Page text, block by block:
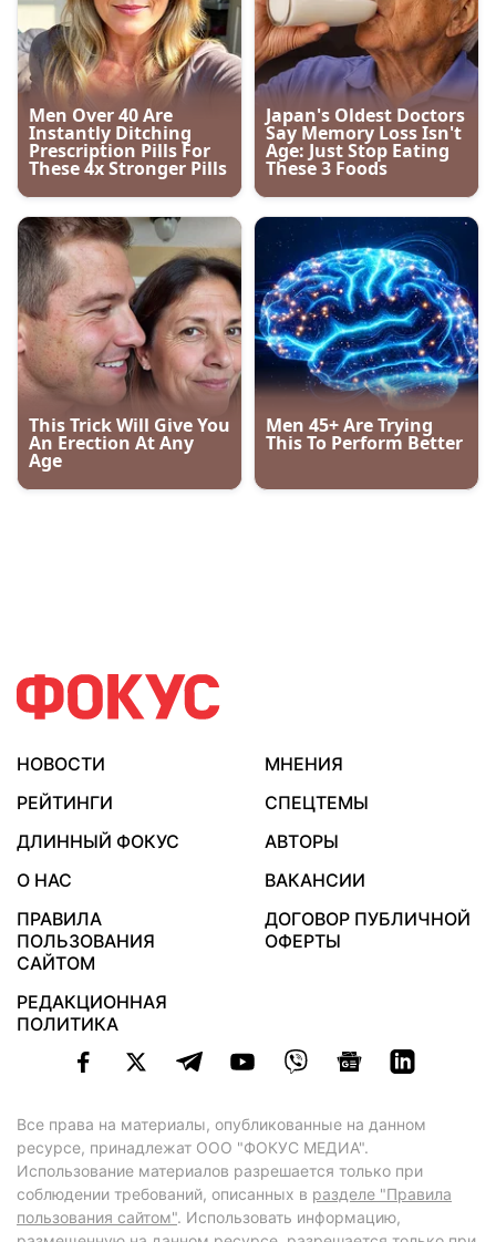
НОВОСТИ
МНЕНИЯ
РЕЙТИНГИ
СПЕЦТЕМЫ
ДЛИННЫЙ ФОКУС
АВТОРЫ
О НАС
ВАКАНСИИ
ПРАВИЛА
ПОЛЬЗОВАНИЯ
САЙТОМ
ДОГОВОР ПУБЛИЧНОЙ
ОФЕРТЫ
РЕДАКЦИОННАЯ
ПОЛИТИКА
Все права на материалы, опубликованные на данном
ресурсе, принадлежат ООО "ФОКУС МЕДИА".
Использование материалов разрешается только при
соблюдении требований, описанных в разделе "Правила
пользования сайтом". Использовать информацию,